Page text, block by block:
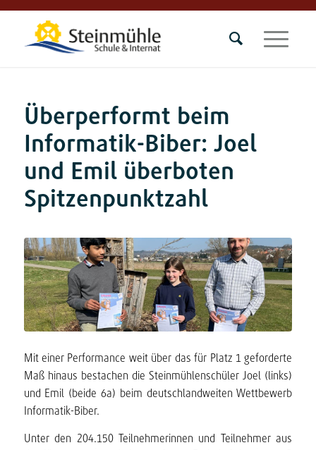
Überperformt beim
Informatik-Biber: Joel
und Emil überboten
Spitzenpunktzahl
Mit einer Performance weit über das für Platz 1 geforderte
Maß hinaus bestachen die Steinmühlenschüler Joel (links)
und Emil (beide 6a) beim deutschlandweiten Wettbewerb
Informatik-Biber.
Unter den 204.150 Teilnehmerinnen und Teilnehmer aus